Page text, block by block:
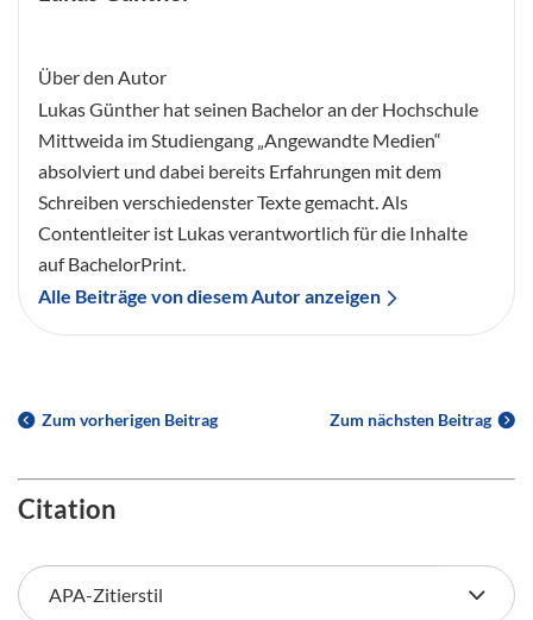
Über den Autor
Lukas Günther hat seinen Bachelor an der Hochschule
Mittweida im Studiengang „Angewandte Medien“
absolviert und dabei bereits Erfahrungen mit dem
Schreiben verschiedenster Texte gemacht. Als
Contentleiter ist Lukas verantwortlich für die Inhalte
auf BachelorPrint.
Alle Beiträge von diesem Autor anzeigen
Zum vorherigen Beitrag Zum nächsten Beitrag
Citation